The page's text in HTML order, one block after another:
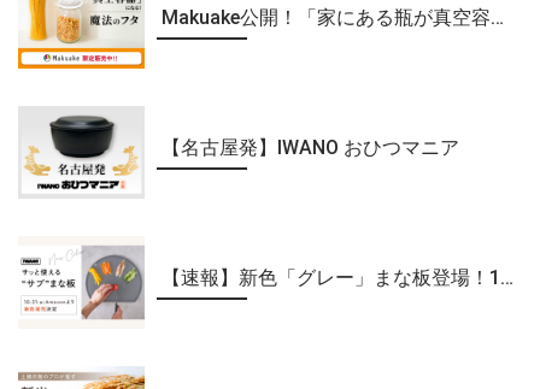
Makuake公開！「家にある瓶が真空容器になる！魔法のフタ」
【名古屋発】IWANO おひつマニア
【速報】新色「グレー」まな板登場！10/31（金）Amazonで発売開始！